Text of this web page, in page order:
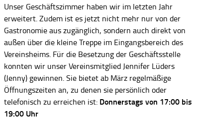
Unser Geschäftszimmer haben wir im letzten Jahr
erweitert. Zudem ist es jetzt nicht mehr nur von der
Gastronomie aus zugänglich, sondern auch direkt von
außen über die kleine Treppe im Eingangsbereich des
Vereinsheims. Für die Besetzung der Geschäftsstelle
konnten wir unser Vereinsmitglied Jennifer Lüders
(Jenny) gewinnen. Sie bietet ab März regelmäßige
Öffnungszeiten an, zu denen sie persönlich oder
telefonisch zu erreichen ist: Donnerstags von 17:00 bis
19:00 Uhr